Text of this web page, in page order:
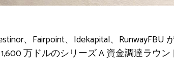
、Fairpoint、Idekapital、RunwayFBU
万ドルのシリーズ A 資金調達ラウン